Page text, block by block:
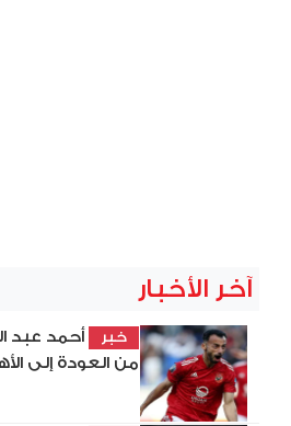
آخر الأخبار
خبر
أحمد عبد
من العودة إلى